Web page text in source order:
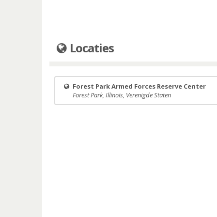
Locaties
Forest Park Armed Forces Reserve Center
Forest Park, Illinois, Verenigde Staten